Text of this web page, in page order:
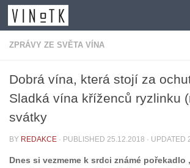
Skip to content
ZPRÁVY ZE SVĚTA VÍNA
Dobrá vína, která stojí za
Sladká vína kříženců ryzlinku
svátky
BY REDAKCE · PUBLISHED 25.12.2018 · UPDATED
Dnes si vezmeme k srdci známé pořekadlo